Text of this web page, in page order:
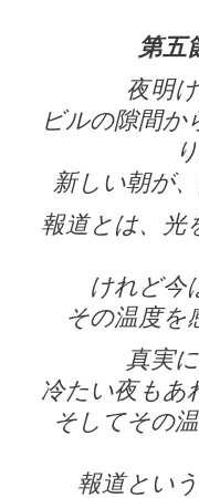
第五
夜明
ビルの隙間か
新しい朝が
報道とは、光
けれど今
その温度を
真実
冷たい夜もあ
そしてその
報道とい